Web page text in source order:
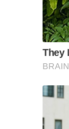
การเ
3 ป.ก็
ส่วนพ
ประช